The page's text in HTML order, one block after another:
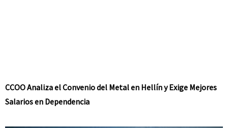
CCOO Analiza el Convenio del Metal en Hellín y Exige Mejores
Salarios en Dependencia